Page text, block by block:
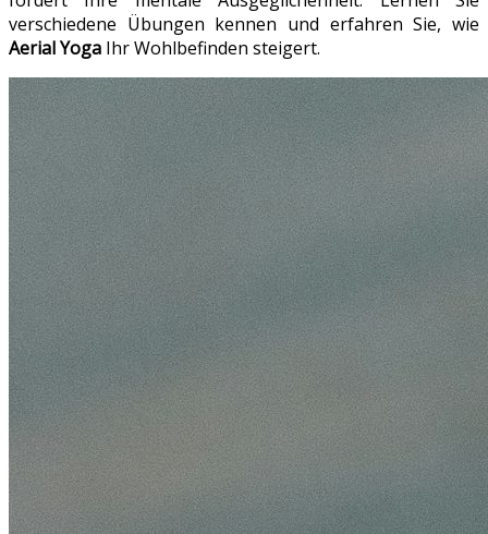
verschiedene Übungen kennen und erfahren Sie, wie
Aerial Yoga Ihr Wohlbefinden steigert.